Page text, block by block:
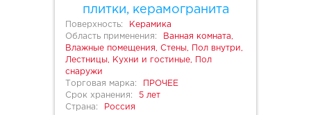
плитки, керамогранита
Поверхность:
Керамика
Область применения:
Ванная комната,
Влажные помещения, Стены, Пол внутри,
Лестницы, Кухни и гостиные, Пол
снаружи
Торговая марка:
ПРОЧЕЕ
Срок хранения:
5 лет
Страна:
Россия